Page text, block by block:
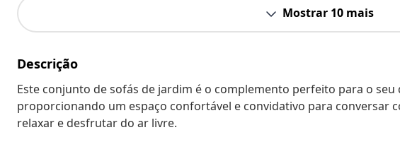
Mostrar 10 mais
Descrição
Este conjunto de sofás de jardim é o complemento perfeito para o
proporcionando um espaço confortável e convidativo para conversar
relaxar e desfrutar do ar livre.